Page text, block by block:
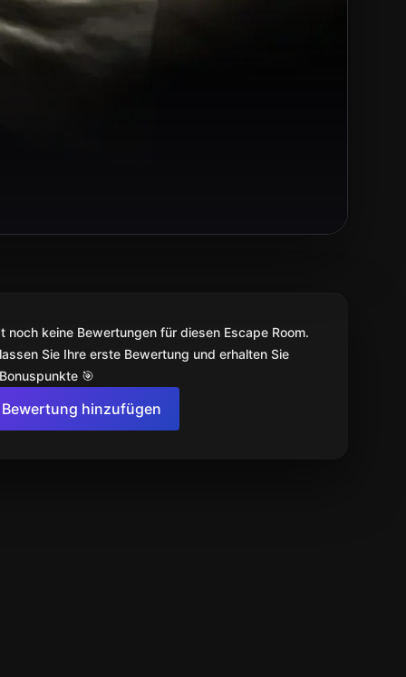
noch keine Bewertungen für diesen Escape Room.
Sie Ihre erste Bewertung und erhalten Sie
🎯
Bewertung hinzufügen